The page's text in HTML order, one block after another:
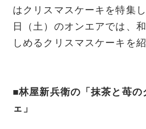
はクリスマスケーキを特集
日（土）のオンエアでは、
しめるクリスマスケーキを紹
■林屋新兵衛の「抹茶と苺の
ェ」